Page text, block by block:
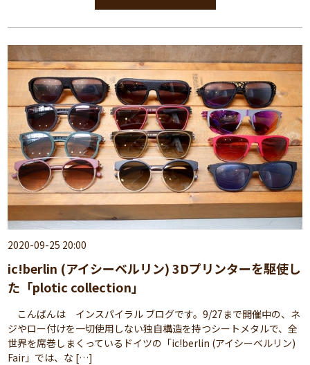
2020-09-25 20:00
ic!berlin (アイシーベルリン) 3Dプリンターを駆使し
た「plotic collection」
こんばんは インスパイラル ブログです。9/27まで開催中の、ネ
ジやロー付けを一切使用しない独自構造を持つシートメタルで、全
世界を席巻しまくっているドイツの「ic!berlin (アイシーベルリン)
Fair」では、な […]